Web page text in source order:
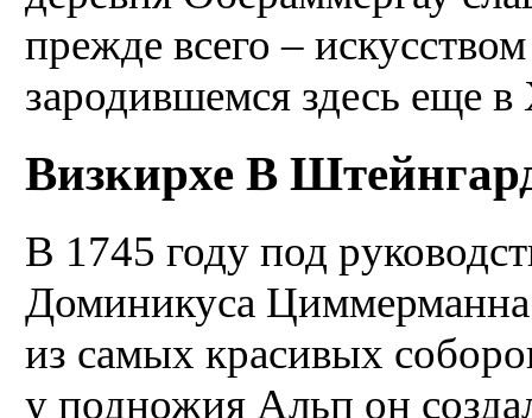
прежде всего –
зародившемся здесь еще в
Визкирхе В
В 1745 году под
Доминикуса Циммерманна
из самых красивых
у подножия Альп он